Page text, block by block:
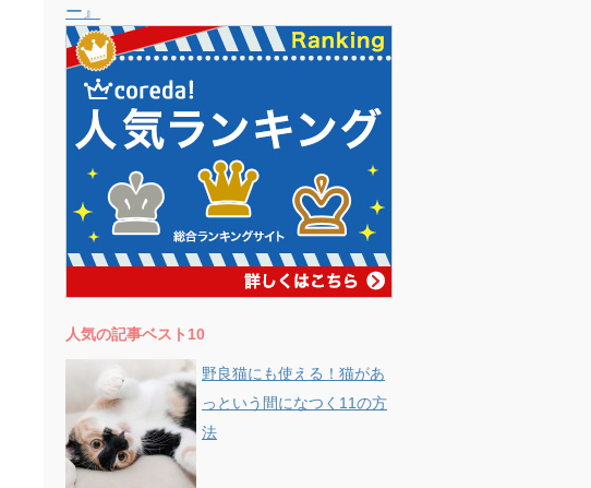
ー』
人気の記事ベスト10
野良猫にも使える！猫があ
っという間になつく11の方
法